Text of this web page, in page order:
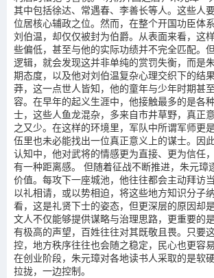
其中包括徐达、常遇春、李善长等人。这些人
位居核心辅政之位。然而，在整个开国功臣体
刘伯温，却仅仅被封为伯爵。从表面来看，这
些偏低，甚至与他的实际功绩并不完全匹配。
逻辑，就会发现这并非单纯的赏罚失衡，而是
期态度，以及他对刘伯温复杂心理交织下的结
莽，这一点世人皆知，他的童年与少年时期甚
容。在早年的起义生涯中，他接触最多的是各
士，这些人鱼龙混杂，多来自市井草野，真正
之又少。在这样的环境里，军队中所谓军师更
伍里也未必能找出一位真正意义上的谋士。因
认知中，他对武将的情感更为直接、更为信任
有一种距离感。 但随着征战不断推进，朱元璋
价值。每攻下一座城池，他往往都会主动拜访
以礼相请，或以势相迫，将这些地方知识分子
看，这是礼贤下士的姿态，但更深层的原因却
文人不仅能够提供谋略与治理思路，更重要的
有极高的声望，百姓往往对其既敬且畏。只要
控，地方秩序往往也会随之稳定，民心也更容
在创业阶段，朱元璋对各地读书人采取的是软
拉拢，一边控制。